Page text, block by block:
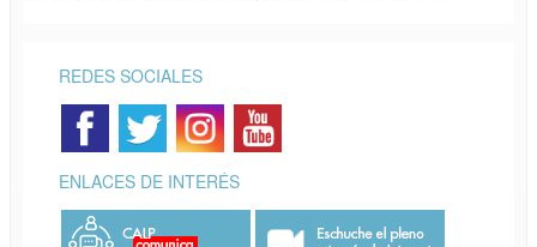
REDES SOCIALES
ENLACES DE INTERÉS